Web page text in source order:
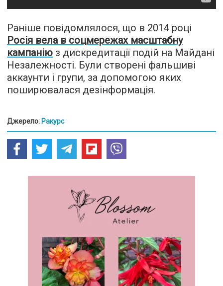
Раніше повідомлялося, що в 2014 році
Росія вела в соцмережах масштабну
кампанію з дискредитації подій на Майдані
Незалежності. Були створені фальшиві
аккаунти і групи, за допомогою яких
поширювалася дезінформація.
Джерело: Ракурс